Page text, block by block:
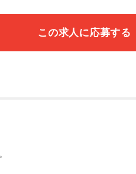
この求人に応募する